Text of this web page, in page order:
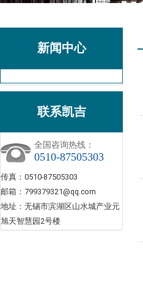
新闻中心
联系凯吉
全国咨询热线：
0510-87505303
传真：0510-87505303
邮箱：799379321@qq.com
地址：无锡市滨湖区山水城产业元
旭天智慧园2号楼